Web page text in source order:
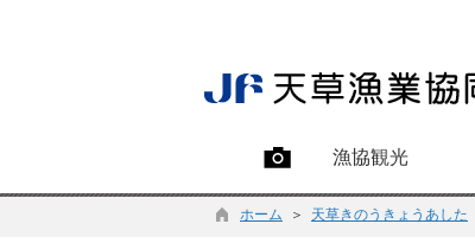
漁協観光
ホーム ＞ 天草きのうきょうあした